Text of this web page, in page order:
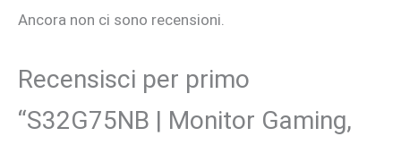
Ancora non ci sono recensioni.
Recensisci per primo
“S32G75NB | Monitor Gaming,